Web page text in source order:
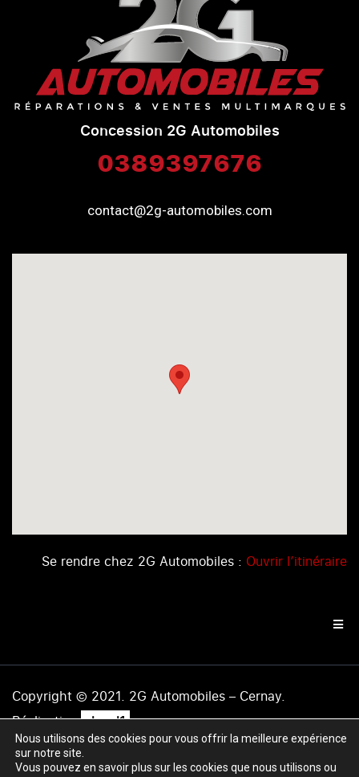
Concession 2G Automobiles
0389397676
contact@2g-automobiles.com
Se rendre chez 2G Automobiles : Ouvrir l’itinéraire
Copyright © 2021. 2G Automobiles – Cernay.
Réalisation .level1
Mentions légales|Politique de confidentialité|Plan du
site
Nous utilisons des cookies pour vous offrir la meilleure expérience
sur notre site.
Vous pouvez en savoir plus sur les cookies que nous utilisons ou